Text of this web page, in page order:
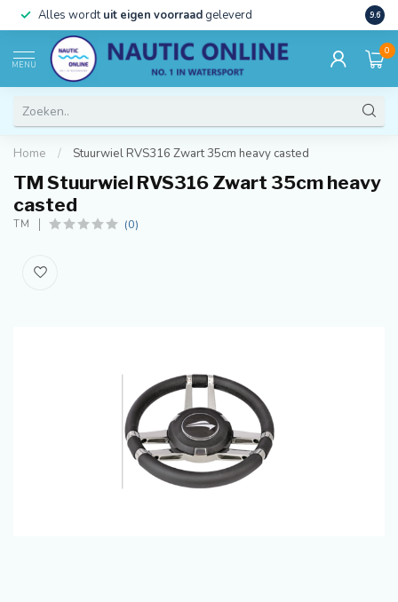
Alles wordtuit eigen voorraad geleverd 9.6
MENU
0
Home / Stuurwiel RVS316 Zwart 35cm heavy casted
TM Stuurwiel RVS316 Zwart 35cm heavy
casted
TM (0)